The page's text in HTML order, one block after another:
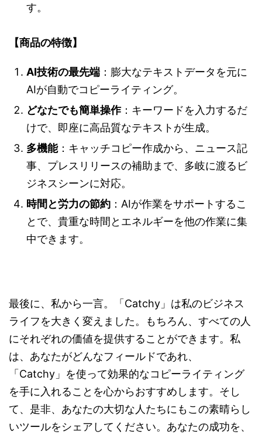
す。
【商品の特徴】
AI技術の最先端 ：膨大なテキストデータを元に
AIが自動でコピーライティング。
どなたでも簡単操作：キーワードを入力するだ
けで、即座に高品質なテキストが生成。
多機能：キャッチコピー作成から、ニュース記
事、プレスリリースの補助まで、多岐に渡るビ
ジネスシーンに対応。
時間と労力の節約 ：AIが作業をサポートするこ
とで、貴重な時間とエネルギーを他の作業に集
中できます。
最後に、私から一言。「Catchy」は私のビジネス
ライフを大きく変えました。もちろん、すべての人
にそれぞれの価値を提供することができます。私
は、あなたがどんなフィールドであれ、
「Catchy」を使って効果的なコピーライティング
を手に入れることを心からおすすめします。そし
て、是非、あなたの大切な人たちにもこの素晴らし
いツールをシェアしてください。あなたの成功を、